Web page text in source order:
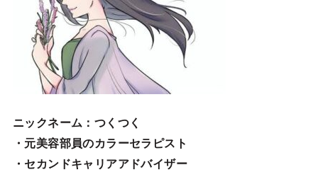
ニックネーム ：つくつく
・元美容部員のカラーセラピスト
・セカンドキャリアアドバイザー